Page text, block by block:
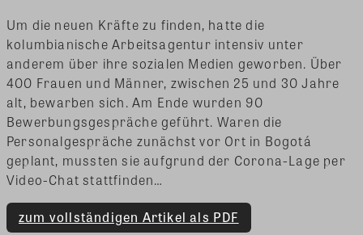
Um die neuen Kräfte zu finden, hatte die
kolumbianische Arbeitsagentur intensiv unter
anderem über ihre sozialen Medien geworben. Über
400 Frauen und Männer, zwischen 25 und 30 Jahre
alt, bewarben sich. Am Ende wurden 90
Bewerbungsgespräche geführt. Waren die
Personalgespräche zunächst vor Ort in Bogotá
geplant, mussten sie aufgrund der Corona-Lage per
Video-Chat stattfinden…
zum vollständigen Artikel als PDF